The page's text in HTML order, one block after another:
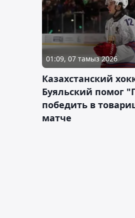
01:09, 07 тамыз 2026
Казахстанский
Буяльский помог
победить в
матче